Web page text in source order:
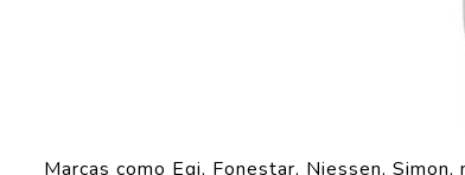
Marcas como Egi, Fonestar, Niessen,